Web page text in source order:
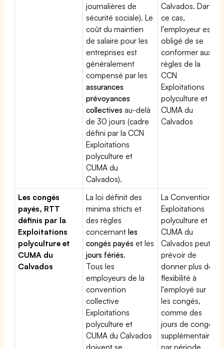
journalières de
sécurité sociale). Le
coût du maintien
de salaire pour les
entreprises est
généralement
compensé par les
assurances
prévoyances
collectives au-delà
de 30 jours (cadre
défini par la CCN
Exploitations
polyculture et
CUMA du
Calvados).
Calvados. Dans
ce cas,
l'employeur est
obligé de se
conformer aux
règles de la
CCN
Exploitations
polyculture et
CUMA du
Calvados
Les congés
payés, RTT
définis par la
Exploitations
polyculture et
CUMA du
Calvados
La loi définit des
minima stricts et
des règles
concernantles
congés payés et les
jours fériés.
Tous les
employeurs de la
convention
collective
Exploitations
polyculture et
CUMA du Calvados
doivent se
La Convention
Exploitations
polyculture et
CUMA du
Calvados peut
prévoir de
donner plus de
flexibilité à
l'employé sur
les congés,
comme des
jours de congé
supplémentaires
par période